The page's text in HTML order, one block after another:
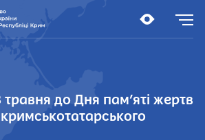
до Дня пам’яті жертв